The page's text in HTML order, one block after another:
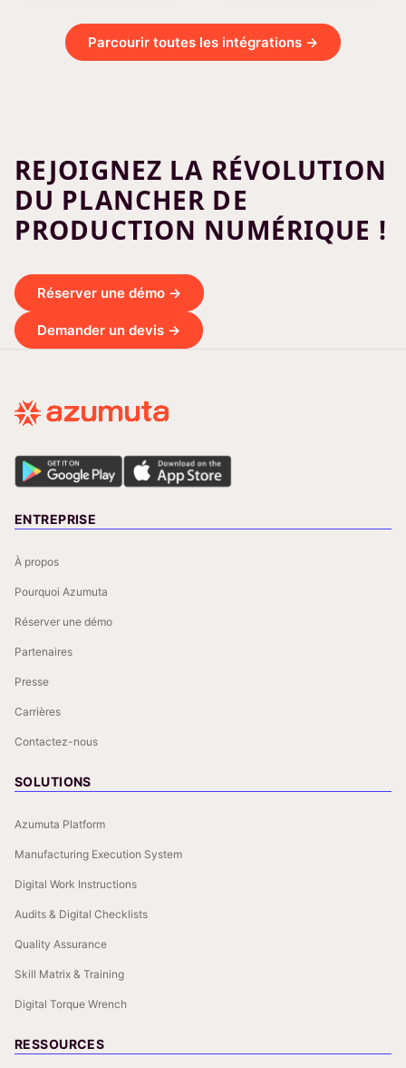
Parcourir toutes les intégrations →
REJOIGNEZ LA RÉVOLUTION
DU PLANCHER DE
PRODUCTION NUMÉRIQUE !
Réserver une démo →
Demander un devis →
ENTREPRISE
À propos
Pourquoi Azumuta
Réserver une démo
Partenaires
Presse
Carrières
Contactez-nous
SOLUTIONS
Azumuta Platform
Manufacturing Execution System
Digital Work Instructions
Audits & Digital Checklists
Quality Assurance
Skill Matrix & Training
Digital Torque Wrench
RESSOURCES